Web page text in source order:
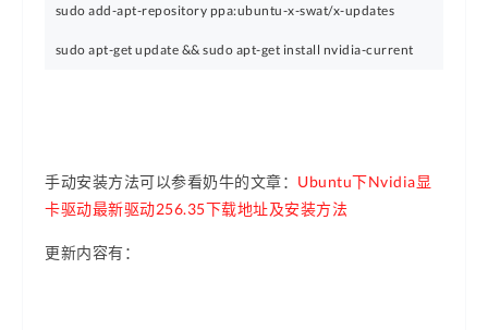
sudo add-apt-repository ppa:ubuntu-x-swat/x-updates
手动安装方法可以参看奶牛的文章： Ubuntu下Nvidia显
卡驱动最新驱动256.35下载地址及安装方法
更新内容有：